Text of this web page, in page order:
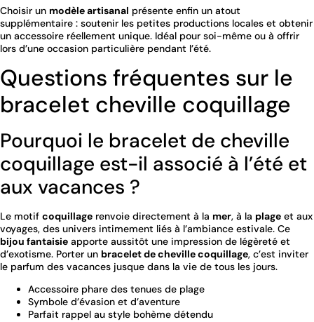
Choisir un modèle artisanal présente enfin un atout
supplémentaire : soutenir les petites productions locales et obtenir
un accessoire réellement unique. Idéal pour soi-même ou à offrir
lors d’une occasion particulière pendant l’été.
Questions fréquentes sur le
bracelet cheville coquillage
Pourquoi le bracelet de cheville
coquillage est-il associé à l’été et
aux vacances ?
Le motif coquillage renvoie directement à la mer, à la plage et aux
voyages, des univers intimement liés à l’ambiance estivale. Ce
bijou fantaisie apporte aussitôt une impression de légèreté et
d’exotisme. Porter un bracelet de cheville coquillage, c’est inviter
le parfum des vacances jusque dans la vie de tous les jours.
Accessoire phare des tenues de plage
Symbole d’évasion et d’aventure
Parfait rappel au style bohème détendu